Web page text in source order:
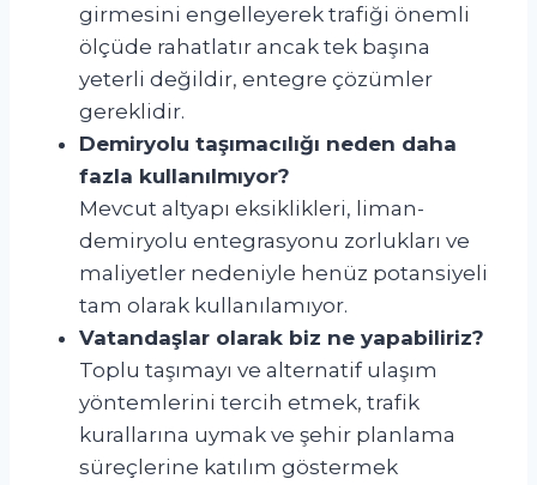
girmesini engelleyerek trafiği önemli
ölçüde rahatlatır ancak tek başına
yeterli değildir, entegre çözümler
gereklidir.
Demiryolu taşımacılığı neden daha
fazla kullanılmıyor?
Mevcut altyapı eksiklikleri, liman-
demiryolu entegrasyonu zorlukları ve
maliyetler nedeniyle henüz potansiyeli
tam olarak kullanılamıyor.
Vatandaşlar olarak biz ne yapabiliriz?
Toplu taşımayı ve alternatif ulaşım
yöntemlerini tercih etmek, trafik
kurallarına uymak ve şehir planlama
süreçlerine katılım göstermek